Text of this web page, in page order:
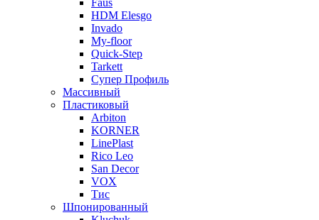
HDM Elesgo
Invado
My-floor
Quick-Step
Tarkett
Супер Профиль
Массивный
Пластиковый
Arbiton
KORNER
LinePlast
Rico Leo
San Decor
VOX
Тис
Шпонированный